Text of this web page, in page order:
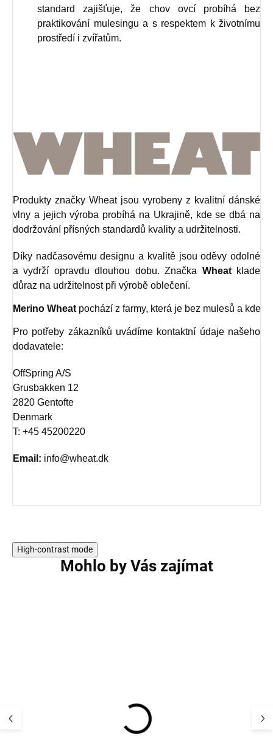
standard zajišťuje, že chov ovcí probíhá bez
praktikování mulesingu a s respektem k životnímu
prostředí i zvířatům.
Produkty značky Wheat jsou vyrobeny z kvalitní dánské
vlny a jejich výroba probíhá na Ukrajině, kde se dbá na
dodržování přísných standardů kvality a udržitelnosti.
Díky nadčasovému designu a kvalitě jsou oděvy odolné
a vydrží opravdu dlouhou dobu. Značka Wheatklade
důraz na udržitelnost při výrobě oblečení.
Merino Wheat pochází z farmy, která je bez mulesů a kde
Pro potřeby zákazníků uvádíme kontaktní údaje našeho
dodavatele:
OffSpring A/S
Grusbakken 12
2820 Gentofte
Denmark
T: +45 45200220
Email: info@wheat.dk
High-contrast mode
Mohlo by Vás zajímat